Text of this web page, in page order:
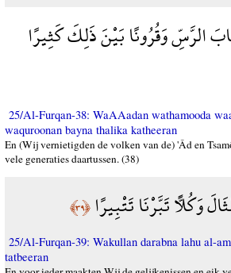
الرَّسِّ وَقُرُونًا بَيْنَ ذَلِكَ كَثِيرًا
25/Al-Furqan-38: WaAAadan wathamooda
waquroonan bayna thalika katheeran
En (Wij vernietigden de volken van de) 'Âd en
vele generaties daartussen. (38)
وَكُلًّا تَبَّرْنَا تَتْبِيرًا﴿٣٩﴾
25/Al-Furqan-39: Wakullan darabna lahu al-
tatbeeran